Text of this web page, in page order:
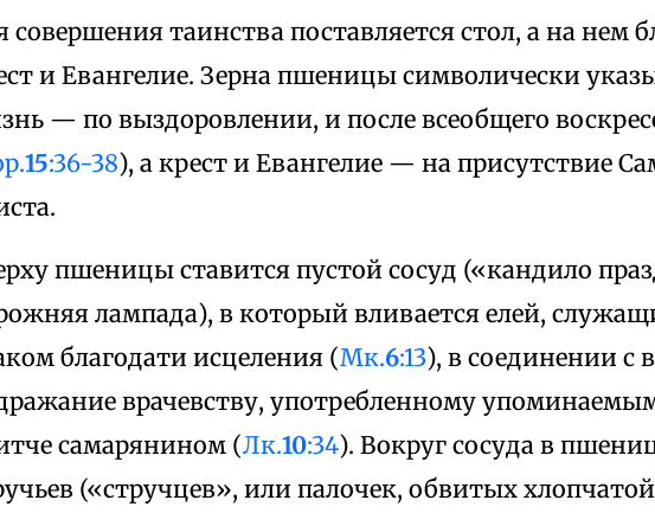
совершения таинства поставляется стол, а на нем
и Евангелие. Зерна пшеницы символически
— по выздоровлении, и после всеобщего
15:36-38), а крест и Евангелие — на присутствие
пшеницы ставится пустой сосуд («кандило
лампада), в который вливается елей,
благодати исцеления (Мк.6:13), в соединении с
врачевству, употребленному
самарянином (Лк.10:34). Вокруг сосуда в
(«стручцев», или палочек, обвитых